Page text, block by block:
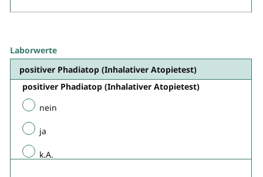
Laborwerte
positiver Phadiatop (Inhalativer Atopietest)
positiver Phadiatop (Inhalativer Atopietest)
nein
ja
k.A.